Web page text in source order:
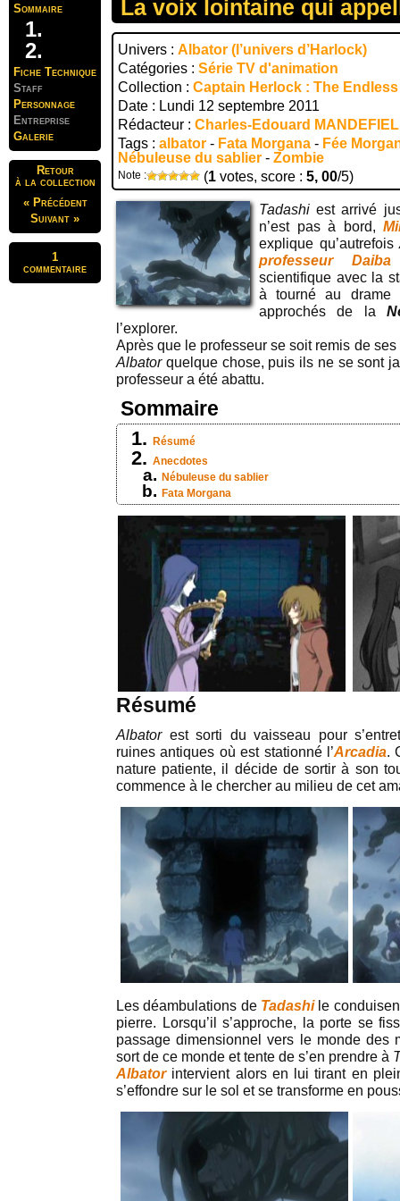
Sommaire
Fiche Technique
Staff
Personnage
Entreprise
Galerie
Retour
à la collection
« Précédent
Suivant »
1
commentaire
La voix lointaine qui
Univers : Albator (l’univers d’Harlock)
Catégories : Série TV d'animation
Collection : Captain Herlock : The
Date : Lundi 12 septembre 2011
Rédacteur : Charles-Edouard
Tags : albator - Fata Morgana - Fée
Nébuleuse du sablier - Zombie
Note : (1 votes, score : 5, 00/5)
Tadashi est arrivé
n’est pas à bord,
explique qu’autrefois
professeur Daiba
scientifique avec la
à tourné au
approchés de la
l’explorer.
Après que le professeur se soit remis de
Albatorquelque chose, puis ils ne se sont
professeur a été abattu.
Sommaire
Résumé
Anecdotes
Nébuleuse du sablier
Fata Morgana
Résumé
Albatorest sorti du vaisseau pour
ruines antiques où est stationné l’Arcadia.
nature patiente, il décide de sortir à son
commence à le chercher au milieu de cet
Les déambulations de Tadashi le
pierre. Lorsqu’il s’approche, la porte se
passage dimensionnel vers le monde des
sort de ce monde et tente de s’en prendre à
Albator intervient alors en lui tirant en
s’effondre sur le sol et se transforme en